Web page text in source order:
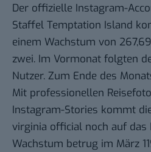
Der offizielle Instagram-
Staffel Temptation Island
einem Wachstum von
zwei. Im Vormonat folgten
Nutzer. Zum Ende des
Mit professionellen
Instagram-Stories kommt
virginia official noch auf das
Wachstum betrug im März